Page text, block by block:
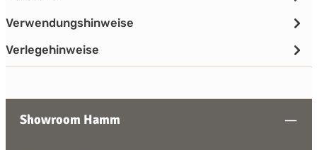
Verwendungshinweise
Verlegehinweise
Showroom Hamm